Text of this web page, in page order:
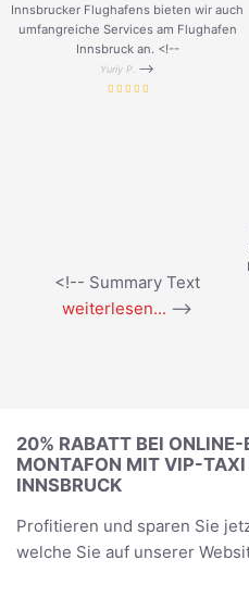
Innsbrucker Flughafens bieten wir auch
umfangreiche Services am Flughafen
Innsbruck an. <!--
Yuriy P. -->
<!-- Summary Text
weiterlesen... -->
20% RABATT BEI ONLINE-
MONTAFON MIT VIP-
INNSBRUCK
Profitieren und sparen Sie
welche Sie auf unserer